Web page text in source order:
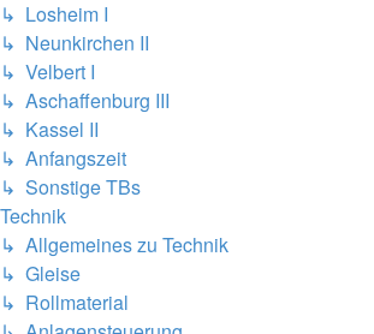
↳ Losheim I
↳ Neunkirchen II
↳ Velbert I
↳ Aschaffenburg III
↳ Kassel II
↳ Anfangszeit
↳ Sonstige TBs
Technik
↳ Allgemeines zu Technik
↳ Gleise
↳ Rollmaterial